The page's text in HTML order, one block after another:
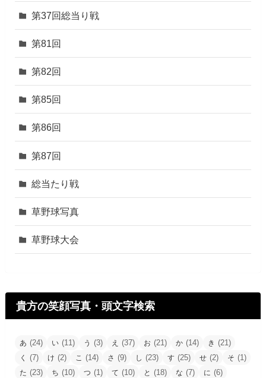
第37回総当り戦
第81回
第82回
第85回
第86回
第87回
総当たり戦
草野球写真
草野球大会
貴方の笑顔写真・頭文字検索
あ (24) い (11) う (3) え (37) お (21) か (14) き (21)
く (7) け (2) こ (14) さ (9) し (23) す (25) せ (2) そ (1)
た (23) ち (10) つ (1) て (10) と (18) な (7) に (6)